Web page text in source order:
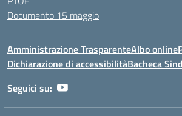
Documento 15 maggio
Amministrazione TrasparenteAlbo online
Dichiarazione di accessibilitàBacheca
Seguici su: